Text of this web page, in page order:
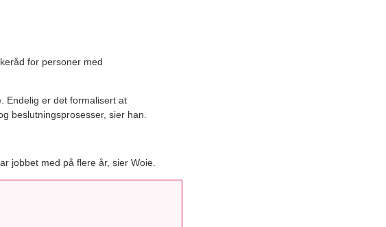
for personer med
Endelig er det formalisert at
beslutningsprosesser, sier han.
jobbet med på flere år, sier Woie.